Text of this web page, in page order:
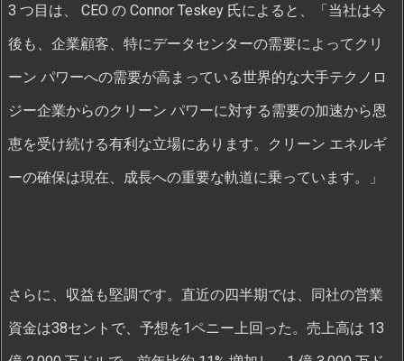
3 つ目は、 CEO の Connor Teskey 氏によると、「当社は今
後も、企業顧客、特にデータセンターの需要によってクリ
ーン パワーへの需要が高まっている世界的な大手テクノロ
ジー企業からのクリーン パワーに対する需要の加速から恩
恵を受け続ける有利な立場にあります。クリーン エネルギ
ーの確保は現在、成長への重要な軌道に乗っています。」
さらに、収益も堅調です。直近の四半期では、同社の営業
資金は38セントで、予想を1ペニー上回った。売上高は 13